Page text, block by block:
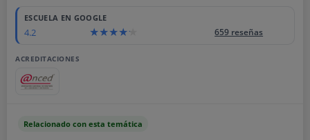
ESCUELA EN GOOGLE
4.2 659 reseñas
ACREDITACIONES
Relacionado con esta temática